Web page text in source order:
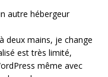
autre hébergeur
deux mains, je change
est très limité,
même avec